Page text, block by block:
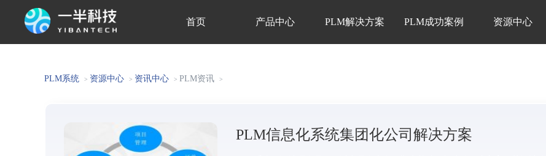
首页 产品中心 PLM解决方案 PLM成功案例 资源中心
PLM系统 > 资源中心 > 资讯中心 > PLM资讯 >
PLM信息化系统集团化公司解决方案